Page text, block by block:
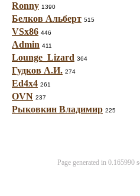
Ronny 1390
Белков Альберт 515
VSx86 446
Admin 411
Lounge_Lizard 364
Гудков А.И. 274
Ed4x4 261
OVN 237
Рыковкин Владимир 225
Page generated in